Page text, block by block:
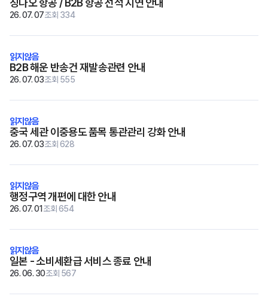
26. 07. 07조회 334
B2B 해운 반송건 재발송관련 안내
26. 07. 03조회 555
중국 세관 이중용도 품목 통관관리 강화 안내
26. 07. 03조회 628
행정구역 개편에 대한 안내
26. 07. 01조회 654
일본 - 소비세환급 서비스 종료 안내
26. 06. 30조회 567